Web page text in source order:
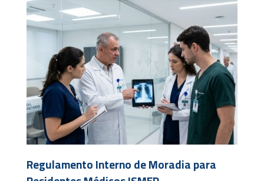
Regulamento Interno de Moradia para